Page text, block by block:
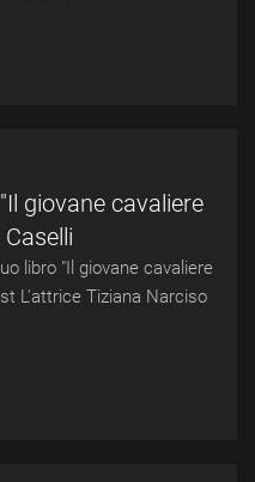
giovane cavaliere
libro "Il giovane cavaliere
L'attrice Tiziana Narciso